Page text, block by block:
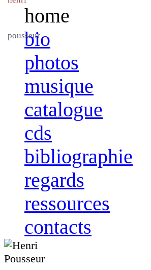
home
bio
photos
musique
catalogue
cds
bibliographie
regards
ressources
contacts
pousseur